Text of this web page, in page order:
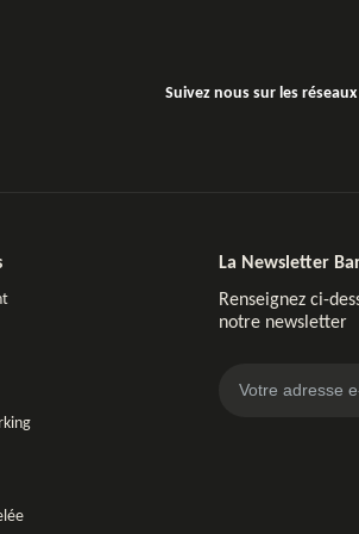
Suivez nous sur les
La Newsletter
Renseignez ci-
notre newsletter